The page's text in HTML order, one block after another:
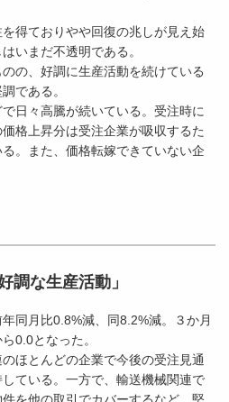
得ておりやや回復の兆しが見え始
いまだ不透明である。
の、好調に生産活動を続けている
である。
日々高騰が続いている。受注時に
格上昇分は受注企業が吸収するた
。また、価格転嫁できていない企
調な生産活動」
同月比0.8%減、同8.2%減。３か月
0.0となった。
ほとんどの企業で今後の受注見通
ている。一方で、輸送機械関連で